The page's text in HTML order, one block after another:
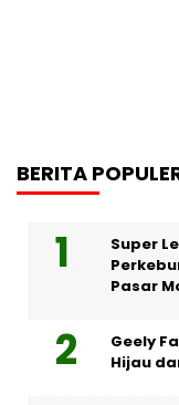
BERITA
Super
Pasar
Geely
Hijau